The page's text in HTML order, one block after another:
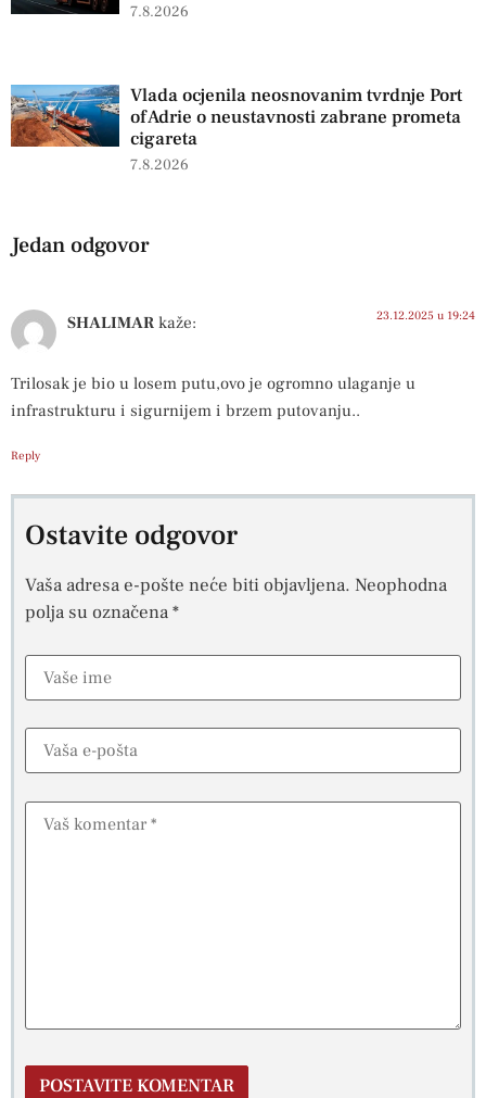
7.8.2026
Vlada ocjenila neosnovanim tvrdnje Port
of Adrie o neustavnosti zabrane prometa
cigareta
7.8.2026
Jedan odgovor
SHALIMAR kaže: 23.12.2025 u 19:24
Trilosak je bio u losem putu,ovo je ogromno ulaganje u
infrastrukturu i sigurnijem i brzem putovanju..
Reply
Ostavite odgovor
Vaša adresa e-pošte neće biti objavljena. Neophodna
polja su označena*